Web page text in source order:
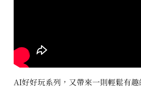
AI好好玩系列，又帶來一則輕鬆有